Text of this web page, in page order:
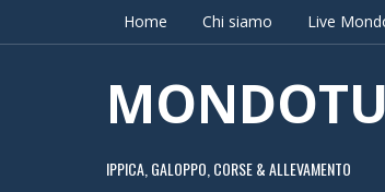
Home Chi siamo Live
IPPICA, GALOPPO, CORSE & ALLEVAMENTO